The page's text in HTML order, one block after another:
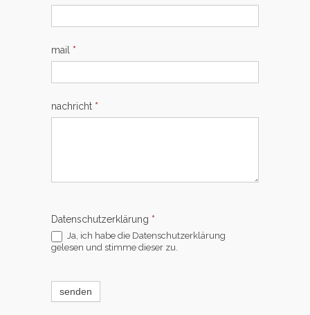
mail *
nachricht *
Datenschutzerklärung *
Ja, ich habe die Datenschutzerklärung
gelesen und stimme dieser zu.